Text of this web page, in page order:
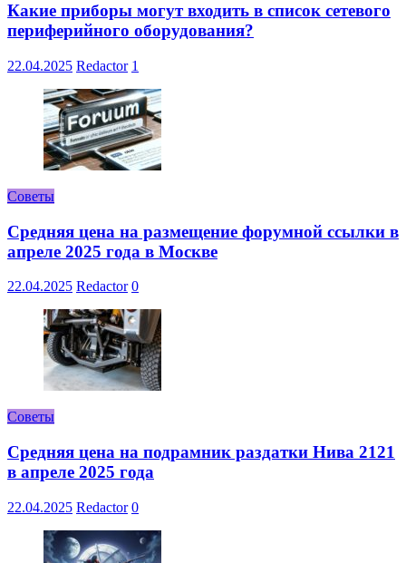
Какие приборы могут входить в список сетевого
периферийного оборудования?
22.04.2025 Redactor 1
Советы
Средняя цена на размещение форумной ссылки в
апреле 2025 года в Москве
22.04.2025 Redactor 0
Советы
Средняя цена на подрамник раздатки Нива 2121
в апреле 2025 года
22.04.2025 Redactor 0